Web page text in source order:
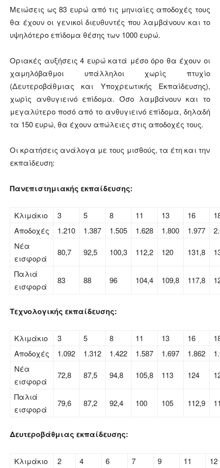
Μειώσεις ως 83 ευρώ από τις μηνιαίες αποδοχές τους
θα έχουν οι γενικοί διευθυντές που λαμβάνουν και το
υψηλότερο επίδομα θέσης των 1000 ευρώ.
Οριακές αυξήσεις 4 ευρώ κατά μέσο όρο θα έχουν οι
χαμηλόβαθμοι υπάλληλοι χωρίς πτυχίο
(Δευτεροβάθμιας και Υποχρεωτικής Εκπαίδευσης),
χωρίς ανθυγιεινό επίδομα. Όσο λαμβάνουν και το
μεγαλύτερο ποσό από το ανθυγιεινό επίδομα, δηλαδή
τα 150 ευρώ, θα έχουν απώλειες στις αποδοχές τους.
Οι κρατήσεις ανάλογα με τους μισθούς, τα έτη και την
εκπαίδευση:
Πανεπιστημιακής εκπαίδευσης:
Κλιμάκιο 3 5 8 11 13 16
Αποδοχές
1.210 1.387 1.505 1.628 1.800 1.977
Νέα
εισφορά
80,7 92,5 100,3 112,2 120 131,8
Παλιά
εισφορά
83 88 96 104,4 109,8 117,8
Τεχνολογικής εκπαίδευσης:
Κλιμάκιο 3 5 8 11 13 16
Αποδοχές
1.092 1.312 1.422 1.587 1.697 1.862
Νέα
εισφορά
72,8 87,5 94,8 105,8 113 124
Παλιά
εισφορά
79,6 87,2 92,4 100 105 112,9
Δευτεροβάθμιας εκπαίδευσης:
Κλιμάκιο 2 4 6 7 9 11
12